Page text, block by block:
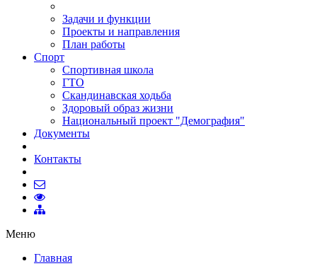
Задачи и функции
Проекты и направления
План работы
Спорт
Спортивная школа
ГТО
Скандинавская ходьба
Здоровый образ жизни
Национальный проект "Демография"
Документы
Контакты
Меню
Главная